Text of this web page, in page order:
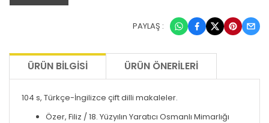
PAYLAŞ :
ÜRÜN BILGISI ÜRÜN ÖNERILERI
104 s, Türkçe-İngilizce çift dilli makaleler.
Özer, Filiz / 18. Yüzyılın Yaratıcı Osmanlı Mimarlığı